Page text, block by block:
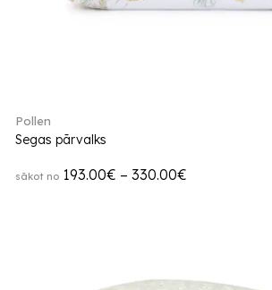
Pollen
Segas pārvalks
sākot no 193.00€ – 330.00€